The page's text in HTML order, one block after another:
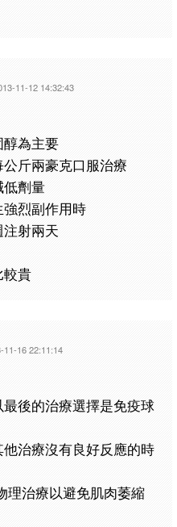
11-12 14:32:43
為主要
斤兩豪克口服治療
劑量
烈副作用時
射兩天
較貴
11-16 22:11:14
後的治療選擇是免疫球
治療沒有良好反應的時
理治療以避免肌肉萎縮